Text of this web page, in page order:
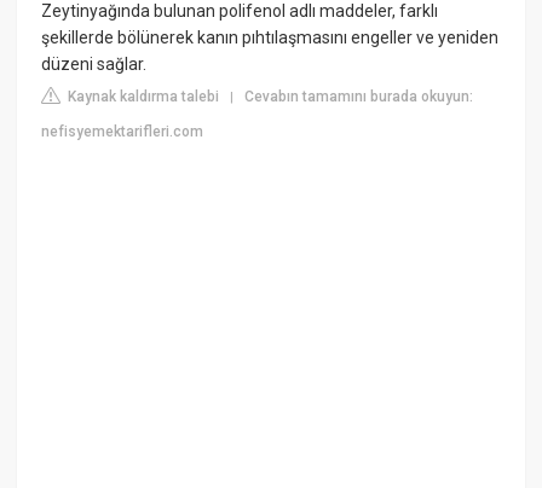
Zeytinyağında bulunan polifenol adlı maddeler, farklı
şekillerde bölünerek kanın pıhtılaşmasını engeller ve yeniden
düzeni sağlar.
Kaynak kaldırma talebi |Cevabın tamamını burada okuyun:
nefisyemektarifleri.com